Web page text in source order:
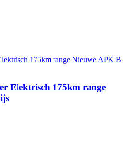
Elektrisch 175km range